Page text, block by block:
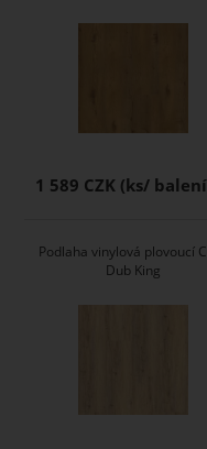
1 589 CZK
Podlaha vinylová plovoucí
Dub King